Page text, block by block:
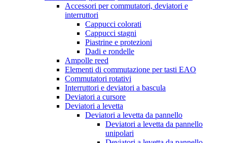
Accessori per commutatori, deviatori e
interruttori
Cappucci colorati
Cappucci stagni
Piastrine e protezioni
Dadi e rondelle
Ampolle reed
Elementi di commutazione per tasti EAO
Commutatori rotativi
Interruttori e deviatori a bascula
Deviatori a cursore
Deviatori a levetta
Deviatori a levetta da pannello
Deviatori a levetta da pannello
unipolari